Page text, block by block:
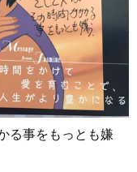
る事をもっとも嫌